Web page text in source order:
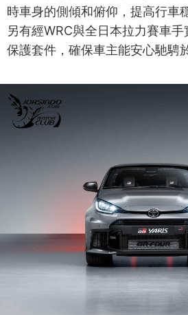
時車身的側傾和俯仰，提高行車
另有經WRC與全日本拉力賽車
保護套件，確保車主能安心馳騁